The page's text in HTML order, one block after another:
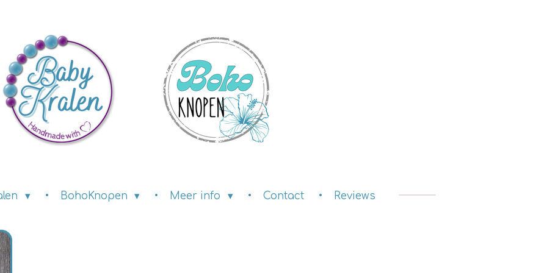
BohoKnopen Meer info Contact Reviews